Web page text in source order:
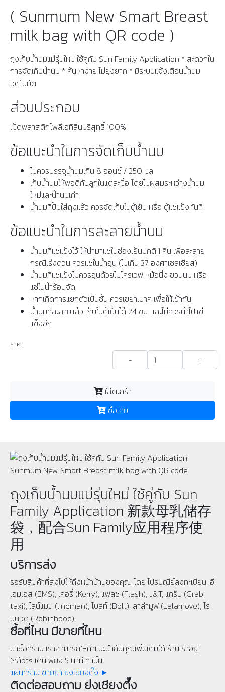
( Sunmum New Smart Breast
milk bag with QR code )
ถุงเก็บน้ำนมแม่รุ่นใหม่ ใช้คู่กับ Sun Family Application * สะดวกใน
การจัดเก็บน้ำนม * ค้นหาง่าย ไม่ยุ่งยาก * มีระบบแจ้งเตือนน้ำนม
อัตโนมัติ
ส่วนประกอบ
เม็ดพลาสติกโพลีเอทิลีนบริสุทธิ์ 100%
ข้อแนะนำในการจัดเก็บน้ำนม
ไม่ควรบรรจุน้ำนมเกิน 8 ออนซ์ / 250 มล
เก็บน้ำนมให้พอดีกับลูกในแต่ละมื้อ โดยไม่ผสมระหว่างน้ำนม
ใหม่และน้ำนมเก่า
น้ำนมที่ปั๊มใส่ถุงแล้ว ควรจัดเก็บในตู้เย็น หรือ ตู้แช่แข็งทันที
ข้อแนะนำในการละลายน้ำนม
น้ำนมที่แช่แข็งไว้ ให้นำมาแช่ในช่องเย็นปกติ 1 คืน เพื่อละลาย
กรณีเร่งด่วน ควรแช่ในน้ำอุ่น (ไม่เกิน 37 องศาเซลเซียส)
น้ำนมที่แช่แข็งไม่ควรอุ่นด้วยไมโครเวฟ หม้อนึ่ง ขวนนม หรือ
แช่ในน้ำร้อนจัด
หากเกิดการแยกตัวเป็นชั้น ควรเขย่าเบาๆ เพื่อให้เข้ากัน
น้ำนมที่ละลายแล้ว เก็บในตู้เย็นได้ 24 ชม. และไม่ควรนำไปแช่
แข็งอีก
ราคา
- +
ใส่ตะกร้า
ซื้อเลย
ถุงเก็บน้ำนมแม่รุ่นใหม่ ใช้คู่กับ Sun
Family Application 新款母乳储存
袋，配合Sun Family应用程序使
用
บริการส่ง
รอรับสินค้าที่ส่งไปให้ถึงหน้าบ้านของคุณ โดย ไปรษณีย์ลงทะเบียน, อี
เอมเอส (EMS), เคอรี่ (Kerry), แฟลช (Flash), J&T, แกร็บ (Grab
taxi), ไลน์แมน (lineman), โบลท์ (Bolt), ลาล่ามูฟ (Lalamove), โร
บินฮูด (Robinhood).
ซื้อที่ไหน มีขายที่ไหน
มาซื้อที่ร้าน เราสามารถให้คำแนะนำกับคุณเพิ่มเติมได้ ร้านเราอยู่
ใกล้bts เดินเพียง 5 นาทีเท่านั้น
แผนที่ร้าน ขายยา ย่งเชียงตึ๊ง ►
ติดต่อสอบถาม ย่งเชียงตึ๊ง